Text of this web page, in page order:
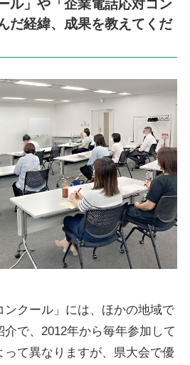
ル」や「企業電話応対コン
だ経緯、成果を教えてくだ
ンクール」には、ほかの地域で
で、2012年から毎年参加して
って異なりますが、県大会で優